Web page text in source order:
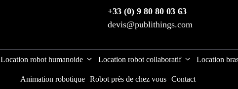
+33 (0) 9 80 80 03 63
devis@publithings.com
Location robot humanoide Location robot collaboratif Location
Animation robotique Robot près de chez vous Contact